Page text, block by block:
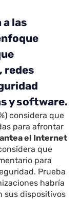
las
redes
y software.
considera que
para afrontar
el Internet
que
para
Prueba
habría
sus dispositivos